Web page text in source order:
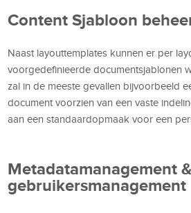
Content Sjabloon
Naast layouttemplates kunnen er per
voorgedefinieerde documentsjablonen
zal in de meeste gevallen bijvoorbeeld
document voorzien van een vaste
aan een standaardopmaak voor een
Metadatamanagement &
gebruikersmanagement